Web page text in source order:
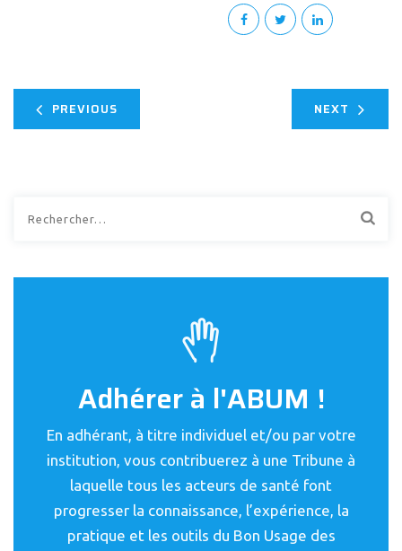
PREVIOUS NEXT
Adhérer à l'ABUM !
En adhérant, à titre individuel et/ou par votre
institution, vous contribuerez à une Tribune à
laquelle tous les acteurs de santé font
progresser la connaissance, l’expérience, la
pratique et les outils du Bon Usage des